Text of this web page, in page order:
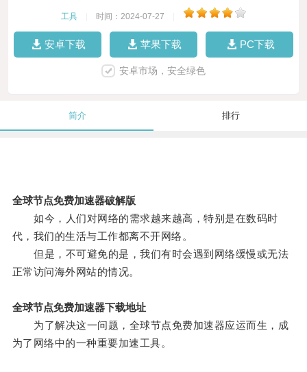
工具 时间：2024-07-27
安卓下载 苹果下载 PC下载
安卓市场，安全绿色
简介 排行
全球节点免费加速器破解版
如今，人们对网络的需求越来越高，特别是在数码时
代，我们的生活与工作都离不开网络。
但是，不可避免的是，我们有时会遇到网络缓慢或无法
正常访问海外网站的情况。
全球节点免费加速器下载地址
为了解决这一问题，全球节点免费加速器应运而生，成
为了网络中的一种重要加速工具。